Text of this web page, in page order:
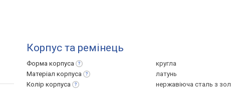
Корпус та ремінець
Форма корпуса
кругла
Матеріал корпуса
латунь
Колір корпуса
нержавіюча сталь з